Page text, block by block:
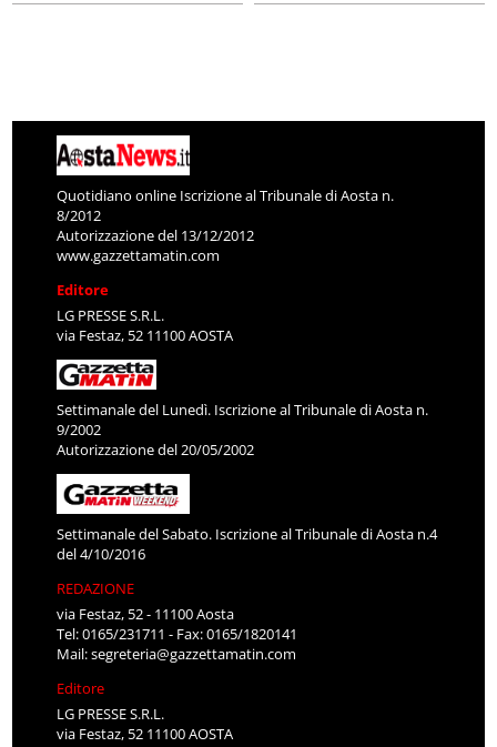
Quotidiano online Iscrizione al Tribunale di Aosta n.
8/2012
Autorizzazione del 13/12/2012
www.gazzettamatin.com
Editore
LG PRESSE S.R.L.
via Festaz, 52 11100 AOSTA
Settimanale del Lunedì. Iscrizione al Tribunale di Aosta n.
9/2002
Autorizzazione del 20/05/2002
Settimanale del Sabato. Iscrizione al Tribunale di Aosta n.4
del 4/10/2016
REDAZIONE
via Festaz, 52 - 11100 Aosta
Tel: 0165/231711 - Fax: 0165/1820141
Mail:segreteria@gazzettamatin.com
Editore
LG PRESSE S.R.L.
via Festaz, 52 11100 AOSTA